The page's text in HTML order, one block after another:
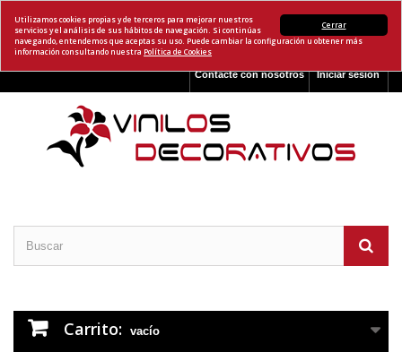
Cerrar
Utilizamos cookies propias y de terceros para mejorar nuestros
servicios y el análisis de sus hábitos de navegación. Si continúas
navegando, entendemos que aceptas su uso. Puede cambiar la configuración u obtener más
información consultando nuestra Política de Cookies
Iniciar sesión
Contacte con nosotros
Carrito: vacío